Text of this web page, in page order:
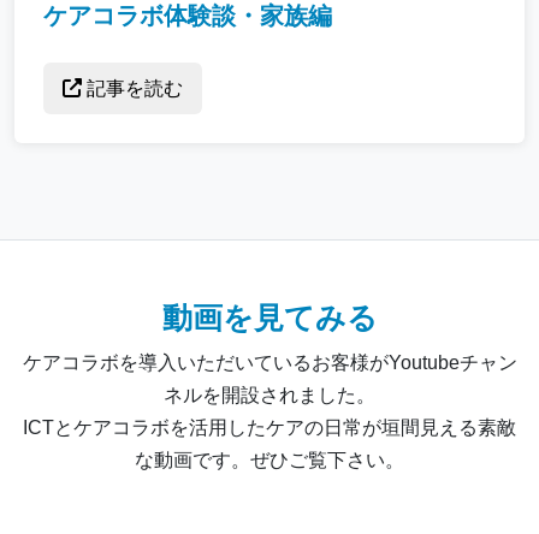
ケアコラボ体験談・家族編
記事を読む
動画を見てみる
ケアコラボを導入いただいているお客様がYoutubeチャン
ネルを開設されました。
ICTとケアコラボを活用したケアの日常が垣間見える素敵
な動画です。ぜひご覧下さい。